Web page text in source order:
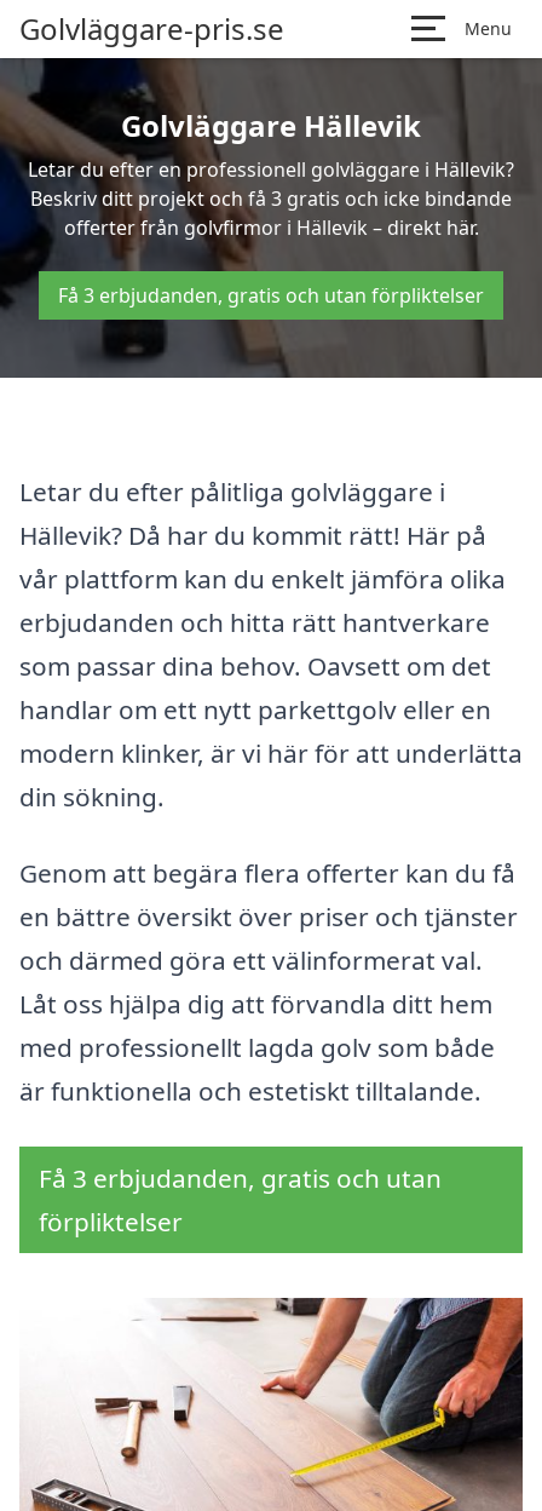
Golvläggare-pris.se Menu
Golvläggare Hällevik
Letar du efter en professionell golvläggare i Hällevik?
Beskriv ditt projekt och få 3 gratis och icke bindande
offerter från golvfirmor i Hällevik – direkt här.
Få 3 erbjudanden, gratis och utan förpliktelser
Letar du efter pålitliga golvläggare i
Hällevik? Då har du kommit rätt! Här på
vår plattform kan du enkelt jämföra olika
erbjudanden och hitta rätt hantverkare
som passar dina behov. Oavsett om det
handlar om ett nytt parkettgolv eller en
modern klinker, är vi här för att underlätta
din sökning.
Genom att begära flera offerter kan du få
en bättre översikt över priser och tjänster
och därmed göra ett välinformerat val.
Låt oss hjälpa dig att förvandla ditt hem
med professionellt lagda golv som både
är funktionella och estetiskt tilltalande.
Få 3 erbjudanden, gratis och utan
förpliktelser